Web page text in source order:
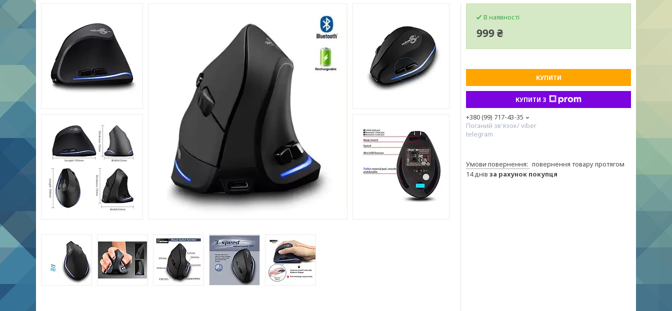
В наявності
999 ₴
КУПИТИ
КУПИТИ З
+380 (99) 717-43-35
Поганий зв'язок/ viber
telegram
повернення товару протягом
14 днів за рахунок покупця